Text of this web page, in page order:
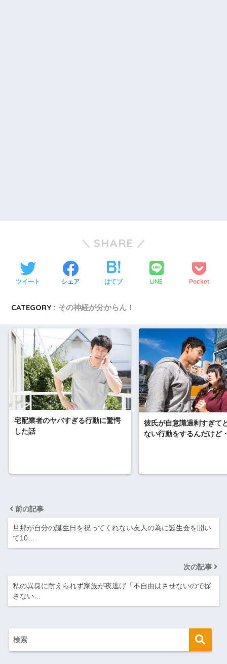
SHARE
ツイート シェア はてブ LINE Pocket
CATEGORY : その神経が分からん！
宅配業者のヤバすぎる行動に驚愕
した話
彼氏が自意識過剰すぎて
ない行動をするんだけど
前の記事
旦那が自分の誕生日を祝ってくれない友人の為に誕生会を開い
て10…
次の記事
私の異臭に耐えられず家族が夜逃げ「不自由はさせないので探
さない…